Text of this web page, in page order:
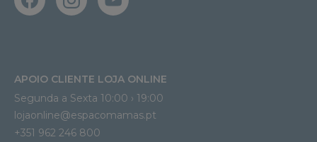
APOIO CLIENTE LOJA ONLINE
Segunda a Sexta 10:00 › 19:00
lojaonline@espacomamas.pt
+351 962 246 800